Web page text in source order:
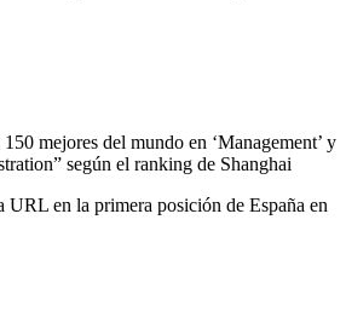
mejores del mundo en ‘Management’ y
según el ranking de Shanghai
URL en la primera posición de España en